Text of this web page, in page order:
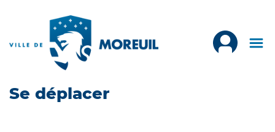
Se déplacer